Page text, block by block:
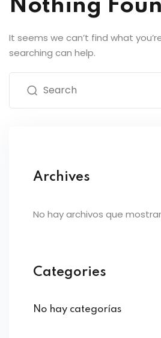
Nothing
It seems we can’t find what
searching can help.
Archives
No hay archivos que
Categories
No hay categorías